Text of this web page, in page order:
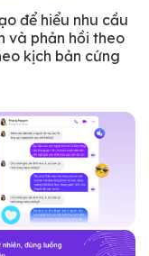
để hiểu nhu cầu
và phản hồi theo
kịch bản cứng